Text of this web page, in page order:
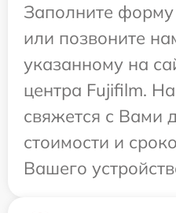
Заполните форму
или позвоните
указанному на
центра Fujifilm.
свяжется с Вами
стоимости и
Вашего